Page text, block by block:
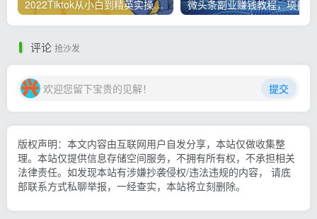
2022Tiktok从小白到精英实操，0-1保姆级实操全程无忧，多种变现赚钱方式
评论 抢沙发
欢迎您留下宝贵的见解！ 提交
版权声明：本文内容由互联网用户自发分享，本站仅做收集整
理。本站仅提供信息存储空间服务，不拥有所有权，不承担相关
法律责任。如发现本站有涉嫌抄袭侵权/违法违规的内容， 请底
部联系方式私聊举报，一经查实，本站将立刻删除。